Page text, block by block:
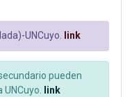
UNCuyo. link
pueden
UNCuyo. link